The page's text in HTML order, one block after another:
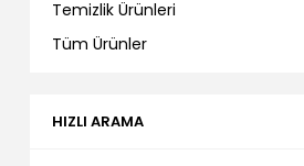
Temizlik Ürünleri
Tüm Ürünler
HIZLI ARAMA